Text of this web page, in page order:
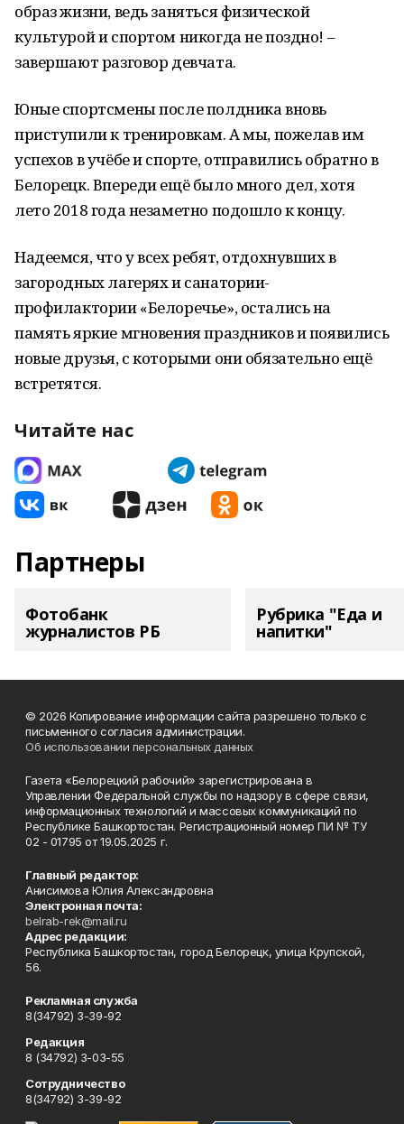
образ жизни, ведь заняться физической
культурой и спортом никогда не поздно! –
завершают разговор девчата.
Юные спортсмены после полдника вновь
приступили к тренировкам. А мы, пожелав им
успехов в учёбе и спорте, отправились обратно в
Белорецк. Впереди ещё было много дел, хотя
лето 2018 года незаметно подошло к концу.
Надеемся, что у всех ребят, отдохнувших в
загородных лагерях и санатории-
профилактории «Белоречье», остались на
память яркие мгновения праздников и появились
новые друзья, с которыми они обязательно ещё
встретятся.
Читайте нас
Партнеры
Фотобанк
журналистов РБ
Рубрика "Еда и
напитки"
© 2026 Копирование информации сайта разрешено только с
письменного согласия администрации.
Об использовании персональных данных
Газета «Белорецкий рабочий» зарегистрирована в
Управлении Федеральной службы по надзору в сфере связи,
информационных технологий и массовых коммуникаций по
Республике Башкортостан. Регистрационный номер ПИ № ТУ
02 - 01795 от 19.05.2025 г.
Главный редактор:
Анисимова Юлия Александровна
Электронная почта:
belrab-rek@mail.ru
Адрес редакции:
Республика Башкортостан, город Белорецк, улица Крупской,
56.
Рекламная служба
8(34792) 3-39-92
Редакция
8 (34792) 3-03-55
Сотрудничество
8(34792) 3-39-92